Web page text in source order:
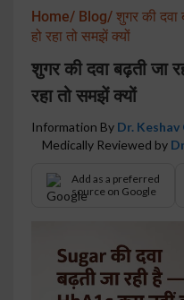
Home/ Blog/ शुगर की
हो रहा तो समझें क्यों
शुगर की दवा बढ़ती जा
रहा तो समझें क्यों
Information By Dr. Keshav
Medically Reviewed by
Add as a preferred
source on Google